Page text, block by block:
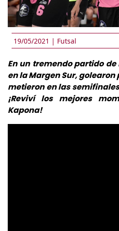
19/05/2021 | Futsal
En un tremendo partido
en la Margen Sur, golearon
metieron en las
¡Reviví los mejores
Kapona!